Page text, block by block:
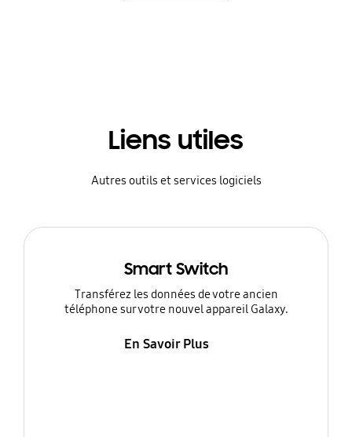
Liens utiles
Autres outils et services logiciels
Smart Switch
Transférez les données de votre ancien
téléphone sur votre nouvel appareil Galaxy.
En Savoir Plus